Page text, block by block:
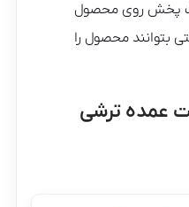
پخش روی محصول
بتوانند محصول را
عمده ترشی